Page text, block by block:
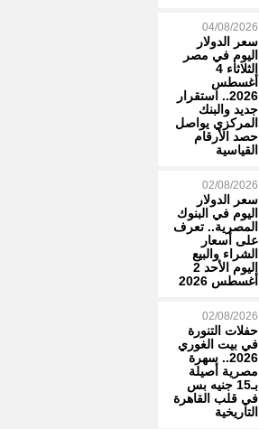
04/08/2026
سعر الدولار
اليوم في مصر
الثلاثاء 4
أغسطس
2026.. استقرار
جديد والبنك
المركزي يواصل
حصد الأرقام
القياسية
02/08/2026
سعر الدولار
اليوم في البنوك
المصرية.. تعرف
على أسعار
الشراء والبيع
اليوم الأحد 2
أغسطس 2026
02/08/2026
حفلات التنورة
في بيت الغوري
2026.. سهرة
مصرية أصيلة
بـ15 جنيه بس
في قلب القاهرة
التاريخية